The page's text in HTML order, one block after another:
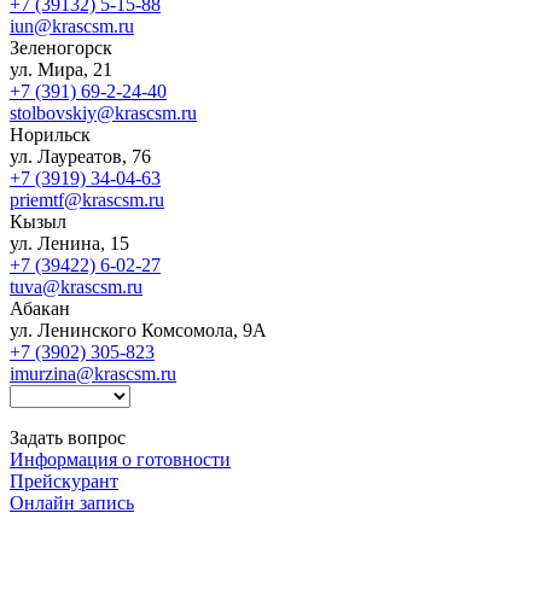
iun@krascsm.ru
Зеленогорск
ул. Мира, 21
+7 (391) 69-2-24-40
stolbovskiy@krascsm.ru
Норильск
ул. Лауреатов, 76
+7 (3919) 34-04-63
priemtf@krascsm.ru
Кызыл
ул. Ленина, 15
+7 (39422) 6-02-27
tuva@krascsm.ru
Абакан
ул. Ленинского Комсомола, 9А
+7 (3902) 305-823
imurzina@krascsm.ru
Задать вопрос
Информация о готовности
Прейскурант
Онлайн запись